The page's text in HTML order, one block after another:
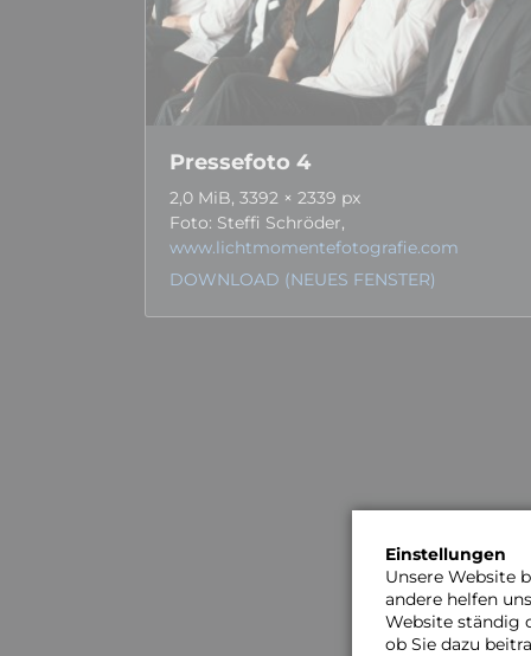
Pressefoto 4
2,0 MiB, 3392 × 2339 px
Foto: Steffi Schröder,
www.lichtmomentefotografie.com
DOWNLOAD (NEUES FENSTER)
Einstellungen
Unsere Website
andere helfen
Website ständig
ob Sie dazu